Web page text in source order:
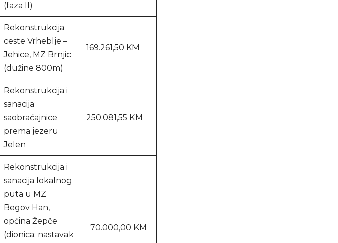
(faza II)
Rekonstrukcija
ceste Vrheblje –
Jehice, MZ Brnjic
(dužine 800m)
169.261,50 KM
Rekonstrukcija i
sanacija
saobraćajnice
prema jezeru
Jelen
250.081,55 KM
Rekonstrukcija i
sanacija lokalnog
puta u MZ
Begov Han,
općina Žepče
(dionica: nastavak
70.000,00 KM